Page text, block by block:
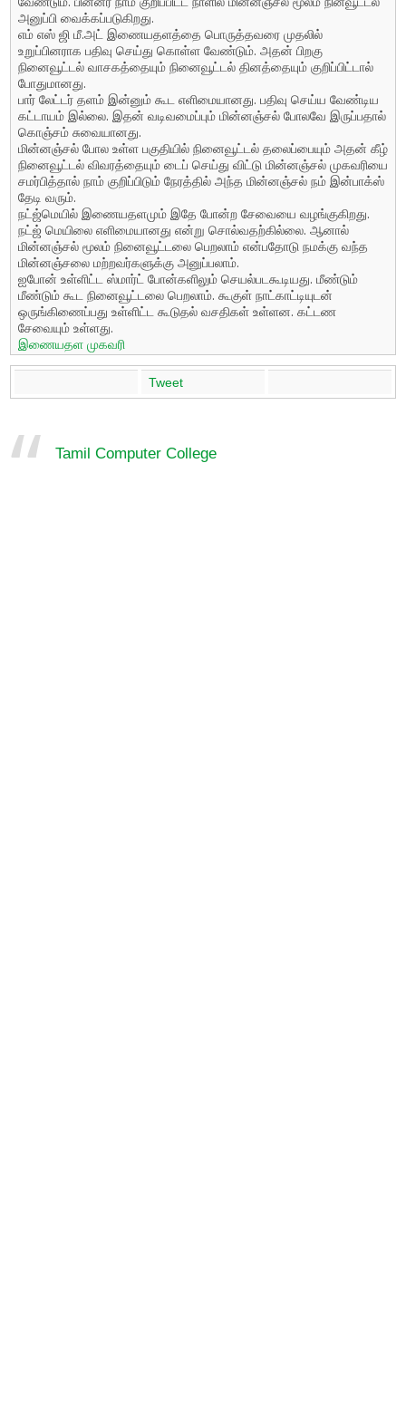
அனுப்பி வைக்கப்ப‌டுகிறது.
எம் எஸ் ஜி மீ.அட் இணையதளத்தை பொருத்தவரை முதலில்
உறுப்பினராக பதிவு செய்து கொள்ள வேண்டும். அதன் பிற‌கு
நினைவூட்டல் வாசகத்தையும் நினைவூட்டல் தினத்தையும் குறிப்பிட்டால்
போதுமானது.
பார் லேட்டர் தளம் இன்னும் கூட எளிமையானது. பதிவு செய்ய வேண்டிய
கட்டாயம் இல்லை. இதன் வடிவமைப்பும் மின்னஞ்சல் போலவே இருப்பதால்
கொஞ்சம் சுவையானது.
மின்னஞ்சல் போல உள்ள பகுதியில் நினைவூட்டல் தலைப்பையும் அதன் கீழ்
நினைவூட்டல் விவரத்தையும் டைப் செய்து விட்டு மின்னஞ்சல் முகவரியை
சமர்பித்தால் நாம் குறிப்பிடும் நேரத்தில் அந்த மின்னஞ்சல் நம் இன்பாக்ஸ்
தேடி வரும்.
நட்ஜ்மெயில் இணையதளமும் இதே போன்ற‌ சேவையை வழங்குகிறது.
நட்ஜ் மெயிலை எளிமையானது என்று சொல்வதற்கில்லை. ஆனால்
மின்னஞ்சல் மூலம் நினைவூட்டலை பெறலாம் என்பதோடு நமக்கு வந்த
மின்னஞ்சலை மற்றவர்களுக்கு அனுப்பலாம்.
ஐபோன் உள்ளிட்ட ஸ்மார்ட் போன்களிலும் செயல்படகூடியது. மீண்டும்
மீண்டும் கூட நினைவூட்டலை பெறலாம். கூகுள் நாட்காட்டியுடன்
ஒருங்கிணைப்பது உள்ளிட்ட கூடுதல் வசதிகள் உள்ளன. கட்டண‌
சேவையும் உள்ளது.
இணையதள முகவரி
Tweet
Tamil Computer College